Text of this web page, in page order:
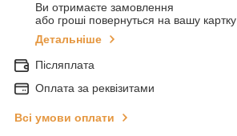
Ви отримаєте замовлення
або гроші повернуться на вашу картку
Детальніше
Післяплата
Оплата за реквізитами
Всі умови оплати